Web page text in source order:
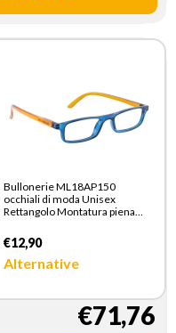
Bullonerie ML18AP150
occhiali di moda Unisex
Rettangolo Montatura piena
€12,90
Alternative
€71,76